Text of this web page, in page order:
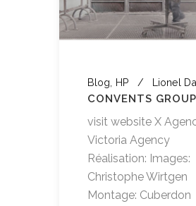
Blog HP Lionel
CONVENTS GROUP
visit website X
Victoria Agency
Réalisation: Images:
Christophe Wirtgen
Montage: Cuberdon